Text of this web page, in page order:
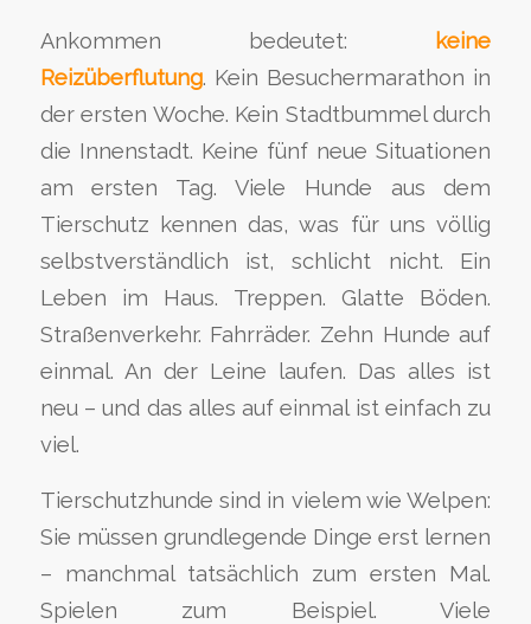
Ankommen bedeutet:
keine
Reizüberflutung. Kein Besuchermarathon in
der ersten Woche. Kein Stadtbummel durch
die Innenstadt. Keine fünf neue Situationen
am ersten Tag. Viele Hunde aus dem
Tierschutz kennen das, was für uns völlig
selbstverständlich ist, schlicht nicht. Ein
Leben im Haus. Treppen. Glatte Böden.
Straßenverkehr. Fahrräder. Zehn Hunde auf
einmal. An der Leine laufen. Das alles ist
neu – und das alles auf einmal ist einfach zu
viel.
Tierschutzhunde sind in vielem wie Welpen:
Sie müssen grundlegende Dinge erst lernen
– manchmal tatsächlich zum ersten Mal.
Spielen zum Beispiel. Viele